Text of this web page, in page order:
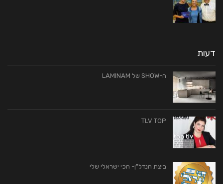
דעות
ה-SHOW של LAMINAM
TLV TOP
ביצת הנדל"ן- הכי ישראלי שלי